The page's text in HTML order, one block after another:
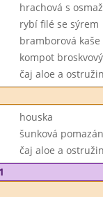
hrachová s
rybí filé se sýrem
bramborová kaše
kompot broskvový
čaj aloe a
houska
šunková
čaj aloe a